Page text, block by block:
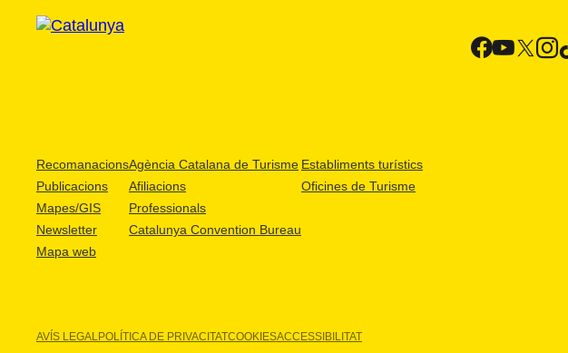
Recomanacions
Publicacions
Mapes/GIS
Newsletter
Mapa web
Agència Catalana de Turisme
Afiliacions
Professionals
Catalunya Convention Bureau
Establiments turístics
Oficines de Turisme
AVÍS LEGALPOLÍTICA DE PRIVACITATCOOKIESACCESSIBILITAT